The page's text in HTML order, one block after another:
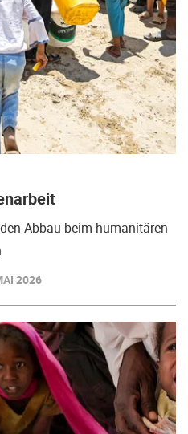
Abbau beim humanitären
2026